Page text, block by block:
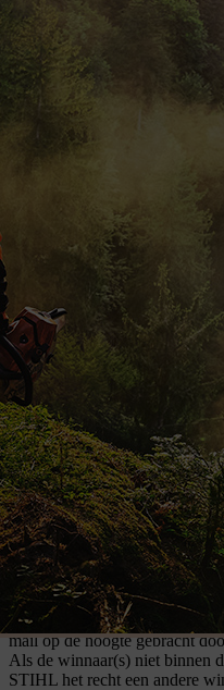
In het hart van de
Al 100 jaar maakt STIHL
betrouwbaar gereedschap,
innovatie. Vier samen met
aanbiedingen, limited editions
FAQ
De deelname aan deze
STIHL Mobile App en het MY
personen die ten minste 18
deelname en een
De wedstrijd begint op
activering in de MY STIHL
Webportaal op https://
21.06.2026 om 23:59 CET.
De reis vindt plaats tussen
De reis is inclusief vervoer,
maaltijden. Een gedetailleerd
gecommuniceerd worden.
De reis is niet-
zelf innen, uitbetaling in
andere personen is niet
De winnaar(s) wordt/worden
De winnaars worden
mail op de hoogte gebracht
Als de winnaar(s) niet binnen
STIHL het recht een andere